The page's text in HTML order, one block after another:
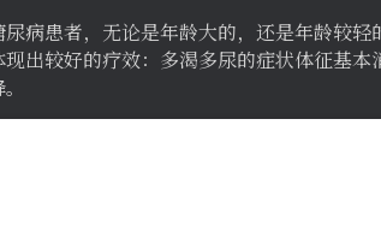
病患者，无论是年龄大的，还是年龄较轻
出较好的疗效：多渴多尿的症状体征基本